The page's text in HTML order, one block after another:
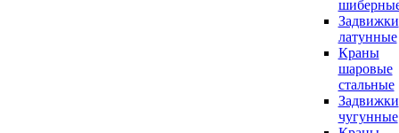
Задвижки
латунные
Краны
шаровые
стальные
Задвижки
чугунные